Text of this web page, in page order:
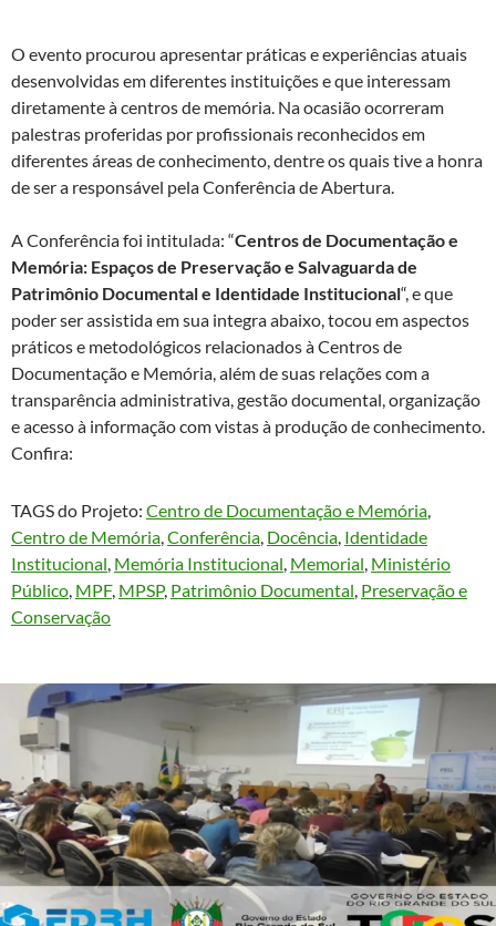
O evento procurou apresentar práticas e experiências atuais
desenvolvidas em diferentes instituições e que interessam
diretamente à centros de memória. Na ocasião ocorreram
palestras proferidas por profissionais reconhecidos em
diferentes áreas de conhecimento, dentre os quais tive a honra
de ser a responsável pela Conferência de Abertura.
A Conferência foi intitulada: “Centros de Documentação e
Memória: Espaços de Preservação e Salvaguarda de
Patrimônio Documental e Identidade Institucional“, e que
poder ser assistida em sua integra abaixo, tocou em aspectos
práticos e metodológicos relacionados à Centros de
Documentação e Memória, além de suas relações com a
transparência administrativa, gestão documental, organização
e acesso à informação com vistas à produção de conhecimento.
Confira:
TAGS do Projeto: Centro de Documentação e Memória
Centro de Memória, Conferência, Docência, Identidade
Institucional, Memória Institucional, Memorial, Ministério
Público, MPF, MPSP, Patrimônio Documental, Preservação e
Conservação